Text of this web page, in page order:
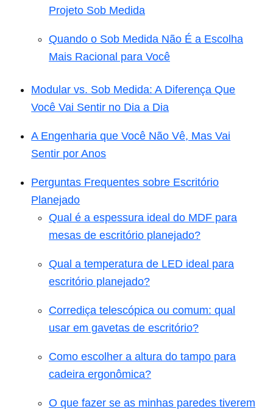
Projeto Sob Medida
Quando o Sob Medida Não É a Escolha
Mais Racional para Você
Modular vs. Sob Medida: A Diferença Que
Você Vai Sentir no Dia a Dia
A Engenharia que Você Não Vê, Mas Vai
Sentir por Anos
Perguntas Frequentes sobre Escritório
Planejado
Qual é a espessura ideal do MDF para
mesas de escritório planejado?
Qual a temperatura de LED ideal para
escritório planejado?
Corrediça telescópica ou comum: qual
usar em gavetas de escritório?
Como escolher a altura do tampo para
cadeira ergonômica?
O que fazer se as minhas paredes tiverem